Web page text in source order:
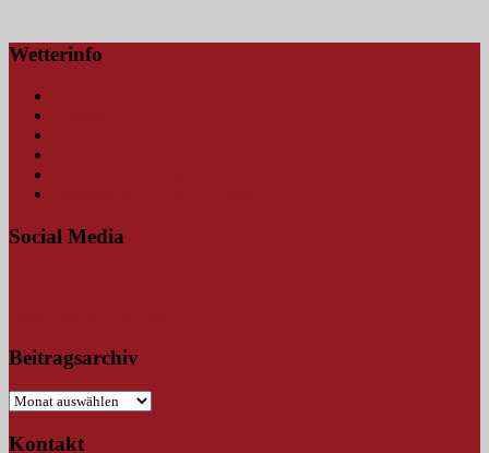
Wetterinfo
Social Media
Beitragsarchiv
Beitragsarchiv
Kontakt